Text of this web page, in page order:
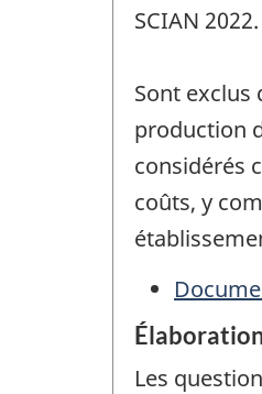
SCIAN
Sont exclus
production
considérés
coûts, y
Les